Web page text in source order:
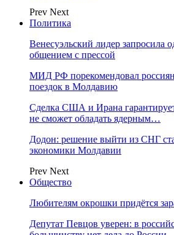
Prev Next
Политика
Венесуэльский лидер
общением с прессой
МИД РФ порекомендовал
поездок в Молдавию
Сделка США и Ирана
не сможет обладать ядерным…
Додон: решение выйти из СНГ
экономики Молдавии
Prev Next
Общество
Любителям окрошки придётся
Депутат Певцов уверен: в